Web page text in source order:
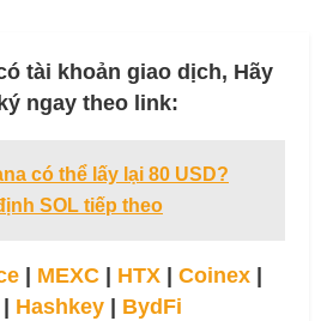
tài khoản giao dịch, Hãy
ngay theo link:
có thể lấy lại 80 USD?
SOL tiếp theo
MEXC HTX Coinex
Hashkey| BydFi